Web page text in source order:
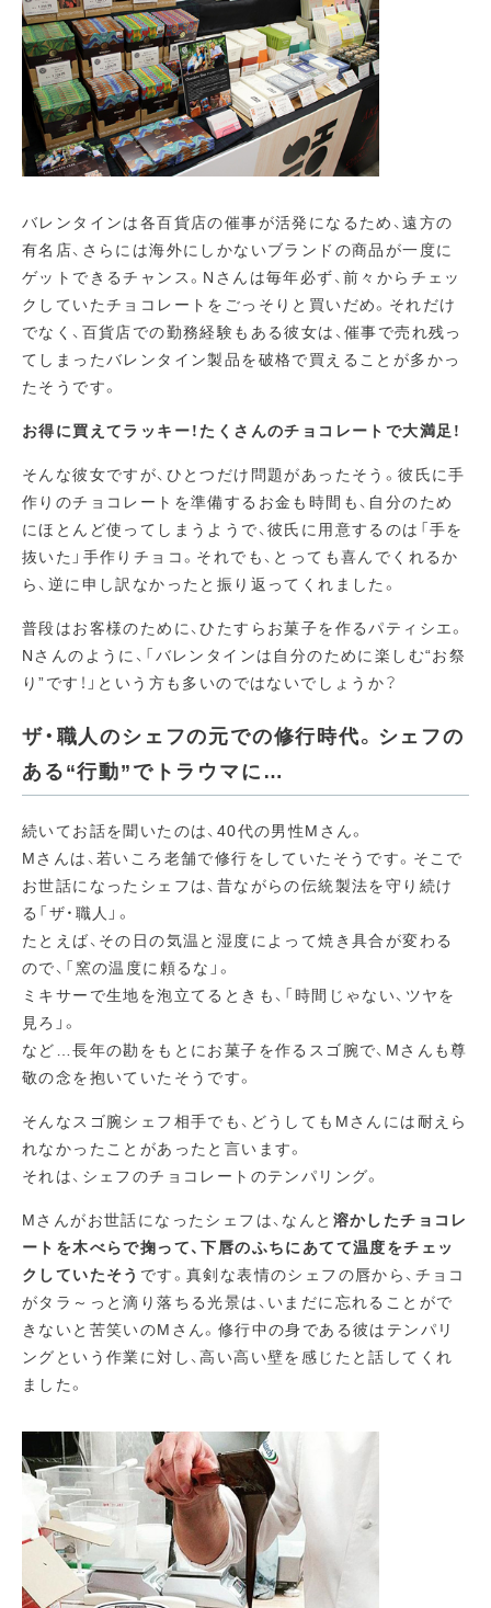
バレンタインは各百貨店の催事が活発になるため、遠方の
有名店、さらには海外にしかないブランドの商品が一度に
ゲットできるチャンス。Nさんは毎年必ず、前々からチェッ
クしていたチョコレートをごっそりと買いだめ。それだけ
でなく、百貨店での勤務経験もある彼女は、催事で売れ残っ
てしまったバレンタイン製品を破格で買えることが多かっ
たそうです。
お得に買えてラッキー！たくさんのチョコレートで大満足！
そんな彼女ですが、ひとつだけ問題があったそう。彼氏に手
作りのチョコレートを準備するお金も時間も、自分のため
にほとんど使ってしまうようで、彼氏に用意するのは「手を
抜いた」手作りチョコ。それでも、とっても喜んでくれるか
ら、逆に申し訳なかったと振り返ってくれました。
普段はお客様のために、ひたすらお菓子を作るパティシエ。
Nさんのように、「バレンタインは自分のために楽しむ“お祭
り”です！」という方も多いのではないでしょうか？
ザ・職人のシェフの元での修行時代。シェフの
ある“行動”でトラウマに…
続いてお話を聞いたのは、40代の男性Mさん。
Mさんは、若いころ老舗で修行をしていたそうです。そこで
お世話になったシェフは、昔ながらの伝統製法を守り続け
る「ザ・職人」。
たとえば、その日の気温と湿度によって焼き具合が変わる
ので、「窯の温度に頼るな」。
ミキサーで生地を泡立てるときも、「時間じゃない、ツヤを
見ろ」。
など…長年の勘をもとにお菓子を作るスゴ腕で、Mさんも尊
敬の念を抱いていたそうです。
そんなスゴ腕シェフ相手でも、どうしてもMさんには耐えら
れなかったことがあったと言います。
それは、シェフのチョコレートのテンパリング。
Mさんがお世話になったシェフは、なんと 溶かしたチョコレ
ートを木べらで掬って、下唇のふちにあてて温度をチェッ
クしていたそう です。真剣な表情のシェフの唇から、チョコ
がタラ～っと滴り落ちる光景は、いまだに忘れることがで
きないと苦笑いのMさん。修行中の身である彼はテンパリ
ングという作業に対し、高い高い壁を感じたと話してくれ
ました。